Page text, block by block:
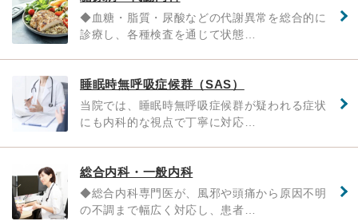
◆血糖・脂質・尿酸などの代謝異常を総合的に
診療し、各種検査を通じて状態…
睡眠時無呼吸症候群（SAS）
当院では、睡眠時無呼吸症候群が疑われる症状
にも内科的な視点で丁寧に対応…
総合内科・一般内科
◆総合内科専門医が、風邪や頭痛から原因不明
の不調まで幅広く対応し、患者…